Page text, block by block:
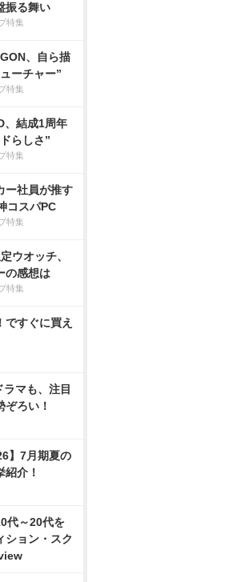
振る舞い
特集
、自ら描
ーチャー”
特集
、結成1周年
らしさ”
特集
ー社員が推す
コスパPC
特集
ウオッチ、
の感想は
特集
ですぐに買え
マも、注目
ぞろい！
】7月期夏の
紹介！
代～20代を
ション・スク